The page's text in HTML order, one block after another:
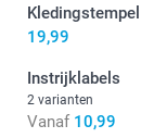
Stickers
Kledingstempel
19,99
Instrijklabels
2 varianten
Vanaf 10,99